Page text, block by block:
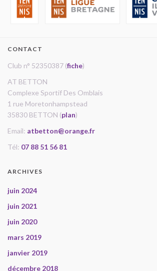
CONTACT
Club n° 52350387 (fiche)
AT BETTON
Complexe Sportif Des Omblais
1 rue Moretonhampstead
35830 BETTON (plan)
Email: atbetton@orange.fr
Tél: 07 88 51 56 81
ARCHIVES
juin 2024
juin 2021
juin 2020
mars 2019
janvier 2019
décembre 2018